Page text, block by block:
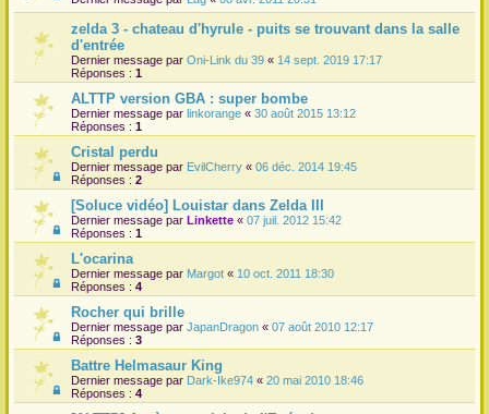
zelda 3 - chateau d'hyrule - puits se trouvant dans la salle
d'entrée
Dernier message par Oni-Link du 39 « 14 sept. 2019 17:17
Réponses : 1
ALTTP version GBA : super bombe
Dernier message par linkorange « 30 août 2015 13:12
Réponses : 1
Cristal perdu
Dernier message par EvilCherry « 06 déc. 2014 19:45
Réponses : 2
[Soluce vidéo] Louistar dans Zelda III
Dernier message par Linkette « 07 juil. 2012 15:42
Réponses : 1
L'ocarina
Dernier message par Margot « 10 oct. 2011 18:30
Réponses : 4
Rocher qui brille
Dernier message par JapanDragon « 07 août 2010 12:17
Réponses : 3
Battre Helmasaur King
Dernier message par Dark-Ike974 « 20 mai 2010 18:46
Réponses : 4